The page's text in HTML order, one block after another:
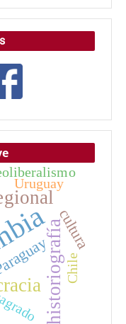
historiografíacultura
Chile
Uruguay